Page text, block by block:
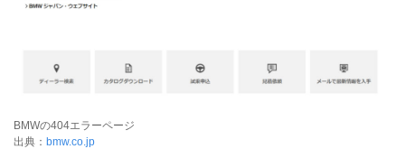
BMWの404エラーページ
出典： bmw.co.jp